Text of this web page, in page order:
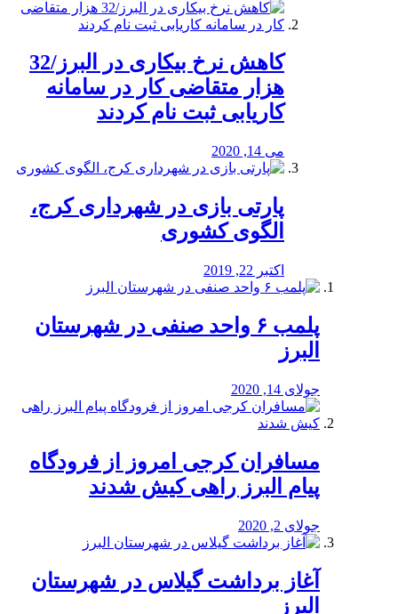
کاهش نرخ بیکاری در البرز/32
هزار متقاضی کار در سامانه
کاریابی ثبت نام کردند
می 14, 2020
پارتی بازی در شهرداری کرج،
الگوی کشوری
اکتبر 22, 2019
پلمب ۶ واحد صنفی در شهرستان
البرز
جولای 14, 2020
مسافران کرجی امروز از فرودگاه
پیام البرز راهی کیش شدند
جولای 2, 2020
آغاز برداشت گیلاس در شهرستان
البرز